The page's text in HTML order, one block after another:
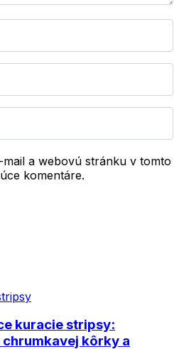
a webovú stránku v tomto
komentáre.
kuracie stripsy:
kôrky a